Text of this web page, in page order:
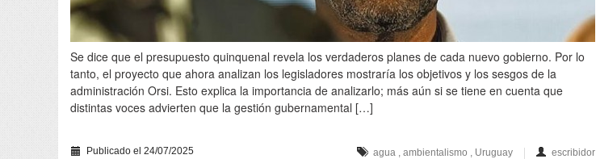
Se dice que el presupuesto quinquenal revela los verdaderos planes de cada nuevo gobierno. Por lo
tanto, el proyecto que ahora analizan los legisladores mostraría los objetivos y los sesgos de la
administración Orsi. Esto explica la importancia de analizarlo; más aún si se tiene en cuenta que
distintas voces advierten que la gestión gubernamental […]
Publicado el 24/07/2025 escribidor
agua , ambientalismo , Uruguay